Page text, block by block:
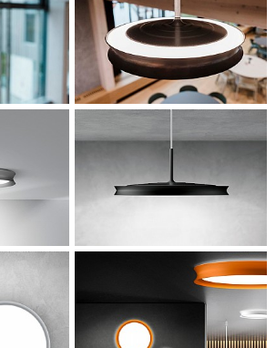
sådan tænkt bæredygtigt i forhold til
og lysteknik.